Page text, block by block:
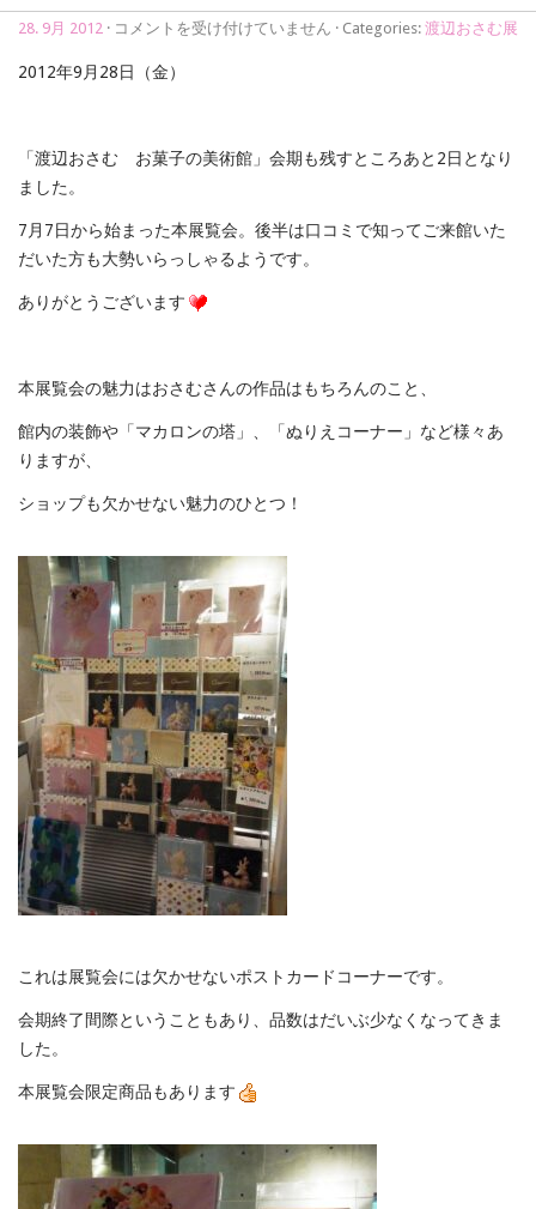
28. 9月 2012 · 渡
お
シ
プ
人
気
品
コメントを受け付けていません · Categories: 渡辺おさむ展
2012年9月28日（金）
「渡辺おさむ お菓子の美術館」会期も残すところあと2日となり
ました。
7月7日から始まった本展覧会。後半は口コミで知ってご来館いた
だいた方も大勢いらっしゃるようです。
ありがとうございます
本展覧会の魅力はおさむさんの作品はもちろんのこと、
館内の装飾や「マカロンの塔」、「ぬりえコーナー」など様々あ
りますが、
ショップも欠かせない魅力のひとつ！
これは展覧会には欠かせないポストカードコーナーです。
会期終了間際ということもあり、品数はだいぶ少なくなってきま
した。
本展覧会限定商品もあります